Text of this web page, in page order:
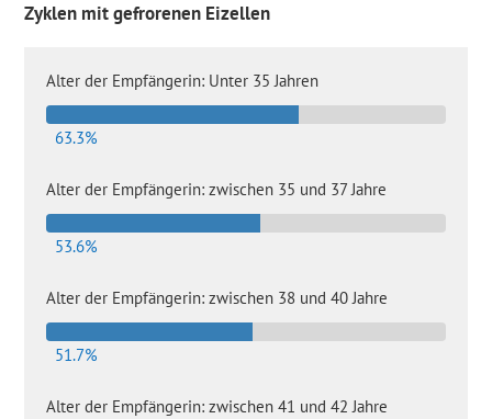
Zyklen mit gefrorenen Eizellen
Alter der Empfängerin: Unter 35 Jahren
63.3%
Alter der Empfängerin: zwischen 35 und 37 Jahre
53.6%
Alter der Empfängerin: zwischen 38 und 40 Jahre
51.7%
Alter der Empfängerin: zwischen 41 und 42 Jahre